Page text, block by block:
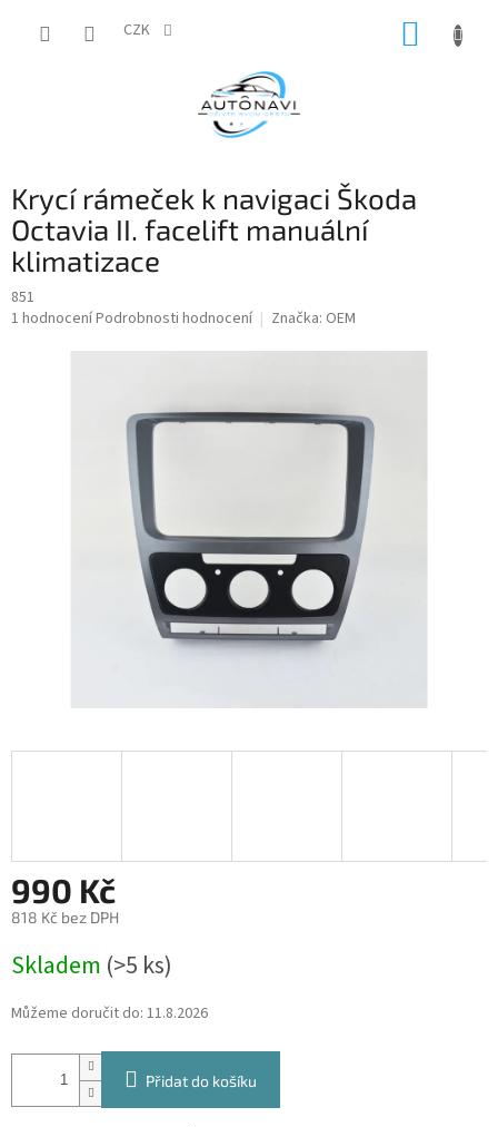
CZK
Krycí rámeček k navigaci Škoda
Octavia II. facelift manuální
klimatizace
851
Průměrné
1 hodnoceníPodrobnosti hodnocení Značka: OEM
990 Kč
818 Kč bez DPH
cena:
Skladem (>5 ks)
Můžeme doručit do: 11.8.2026
Přidat do košíku